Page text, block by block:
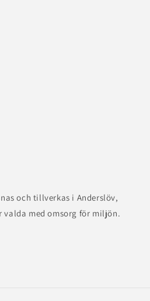
och tillverkas i Anderslöv,
valda med omsorg för miljön.